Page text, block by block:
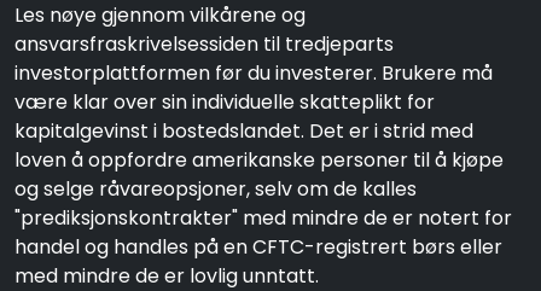
Les nøye gjennom vilkårene og
ansvarsfraskrivelsessiden til tredjeparts
investorplattformen før du investerer. Brukere må
være klar over sin individuelle skatteplikt for
kapitalgevinst i bostedslandet. Det er i strid med
loven å oppfordre amerikanske personer til å kjøpe
og selge råvareopsjoner, selv om de kalles
"prediksjonskontrakter" med mindre de er notert for
handel og handles på en CFTC-registrert børs eller
med mindre de er lovlig unntatt.